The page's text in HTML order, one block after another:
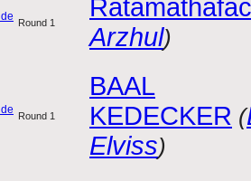
Round 1
Arzhul)
Round 1
BAAL
KEDECKER (
Elviss)